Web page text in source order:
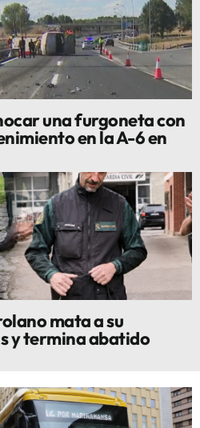
una furgoneta con
en la A-6 en
mata a su
y termina abatido